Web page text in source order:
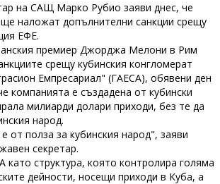
на САЩ Марко Рубио заяви днес, че
наложат допълнителни санкции срещу
ЕФЕ.
премиер Джорджа Мелони в Рим
срещу кубинския конгломерат
Емпресариал" (ГАЕСА), обявени ден
компанията е създадена от кубински
милиарди долари приходи, без те да
народ.
от полза за кубинския народ", заяви
секретар.
като структура, която контролира голяма
дейности, носещи приходи в Куба, а